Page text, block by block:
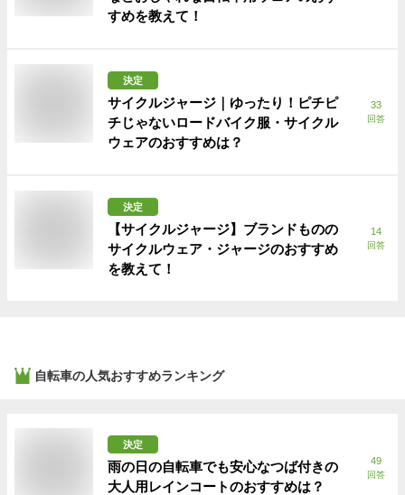
すめを教えて！
決定
サイクルジャージ｜ゆったり！ピチピ
チじゃないロードバイク服・サイクル
ウェアのおすすめは？
33
回答
決定
【サイクルジャージ】ブランドものの
サイクルウェア・ジャージのおすすめ
を教えて！
14
回答
自転車の人気おすすめランキング
決定
雨の日の自転車でも安心なつば付きの
大人用レインコートのおすすめは？
49
回答